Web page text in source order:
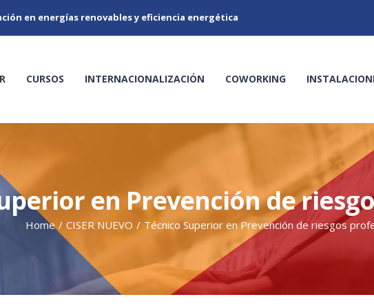
en energías renovables y eficiencia energética
CURSOS INTERNACIONALIZACIÓN COWORKING
en Prevención de
Home / CISER NUEVO / Técnico Superior en Prevención de riesgos